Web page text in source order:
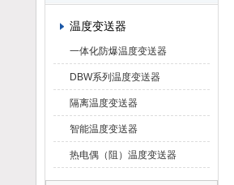
温度变送器
一体化防爆温度变送器
DBW系列温度变送器
隔离温度变送器
智能温度变送器
热电偶（阻）温度变送器